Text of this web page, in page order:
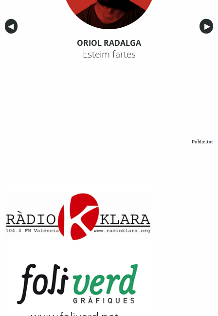
Anterior
◀︎ ▶︎
ORIOL RADALGA
Esteim fartes
Publicitat